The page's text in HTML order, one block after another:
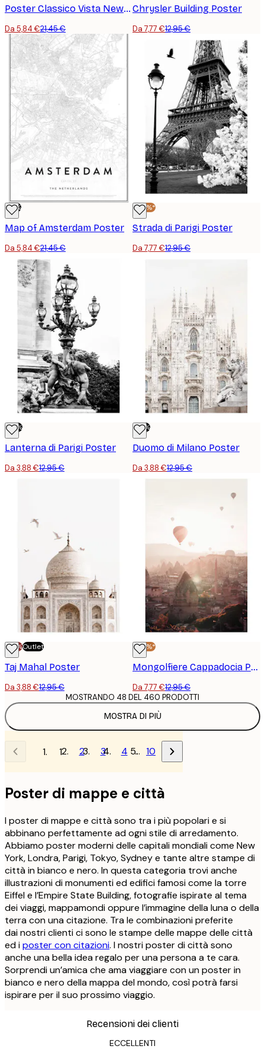
Poster Classico Vista New York No2
Da 5,84 €21,45 €
Chrysler Building Poster
Da 7,77 €12,95 €
-73%
Map of Amsterdam Poster
Da 5,84 €21,45 €
-40%*
Strada di Parigi Poster
Da 7,77 €12,95 €
-70%
Lanterna di Parigi Poster
Da 3,88 €12,95 €
-70%
Duomo di Milano Poster
Da 3,88 €12,95 €
-70%Outlet
Taj Mahal Poster
Da 3,88 €12,95 €
-40%*
Mongolfiere Cappadocia Poster
Da 7,77 €12,95 €
MOSTRA DI PIÙ
MOSTRANDO 48 DEL 460 PRODOTTI
1 2 3 4 … 10
Poster di mappe e città
I poster di mappe e città sono tra i più popolari e si
abbinano perfettamente ad ogni stile di arredamento.
Abbiamo poster moderni delle capitali mondiali come New
York, Londra, Parigi, Tokyo, Sydney e tante altre stampe di
città in bianco e nero. In questa categoria trovi anche
illustrazioni di monumenti ed edifici famosi come la torre
Eiffel e l’Empire State Building, fotografie ispirate al tema
dei viaggi, mappamondi oppure l’immagine della luna o della
terra con una citazione. Tra le combinazioni preferite
dai nostri clienti ci sono le stampe delle mappe delle città
ed iposter con citazioni. I nostri poster di città sono
anche una bella idea regalo per una persona a te cara.
Sorprendi un’amica che ama viaggiare con un poster in
bianco e nero della mappa del mondo, così potrà farsi
ispirare per il suo prossimo viaggio.
Recensioni dei clienti
ECCELLENTI